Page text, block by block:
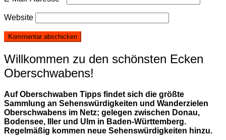
Website
Willkommen zu den schönsten Ecken
Oberschwabens!
Auf Oberschwaben Tipps findet sich die größte
Sammlung an Sehenswürdigkeiten und Wanderzielen
Oberschwabens im Netz; gelegen zwischen Donau,
Bodensee, Iller und Ulm in Baden-Württemberg.
Regelmäßig kommen neue Sehenswürdigkeiten hinzu.